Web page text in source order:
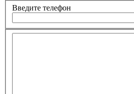
Введите телефон